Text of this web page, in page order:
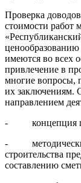
Проверка
стоимости работ
ценообразованию
имеются во всех
привлечение в
многие вопросы,
их заключениям.
направлением
- концепция
- методические
строительства
составлению